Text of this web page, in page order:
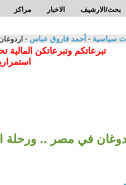
مراكز الاخبار بحث/الارشيف
سياسية - أحمد فاروق عباس -
تبرعاتكم وتبرعاتكن
في مصر .. ورحلة